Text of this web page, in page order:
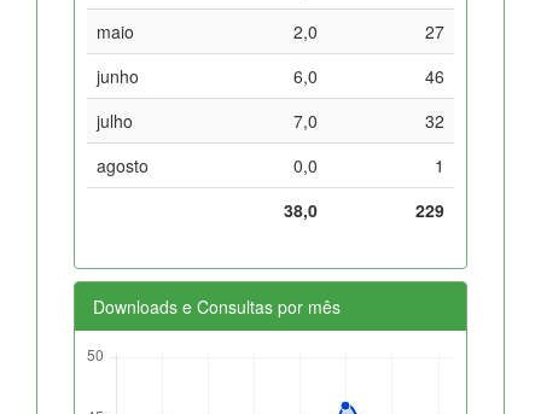
maio
2,0
27
junho
6,0
46
julho
7,0
32
agosto
0,0
1
38,0
229
Downloads e Consultas por mês